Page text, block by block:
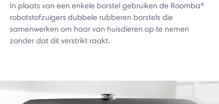
In plaats van een enkele borstel gebruiken de Roomba®
robotstofzuigers dubbele rubberen borstels die
samenwerken om haar van huisdieren op te nemen
zonder dat dit verstrikt raakt.